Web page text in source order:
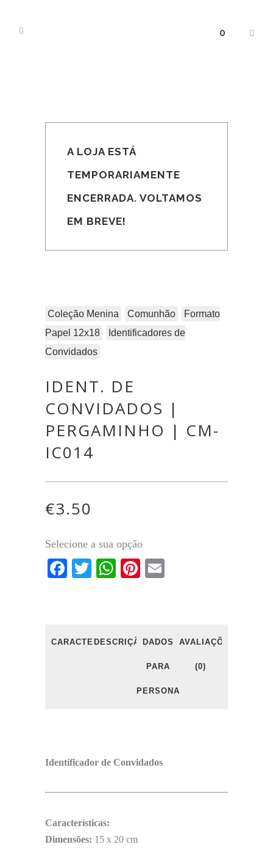
0
A LOJA ESTÁ
TEMPORARIAMENTE
ENCERRADA. VOLTAMOS
EM BREVE!
Coleção Menina Comunhão
Formato
Papel 12x18
Identificadores de
Convidados
IDENT. DE
CONVIDADOS |
PERGAMINHO | CM-
IC014
€3.50
Selecione a sua opção
Facebook
TwitterWhatsApp
Pinterest
CARACTERÍSTICAS
DESCRIÇÃODADOS
PARA
PERSONALIZAÇÃO
AVALIAÇÕES
(0)
Identificador de Convidados
Características:
Dimensões: 15 x 20 cm